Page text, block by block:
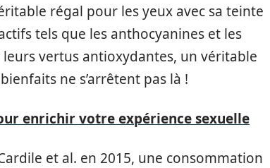
régal pour les yeux avec sa teinte
tels que les anthocyanines et les
vertus antioxydantes, un véritable
ne s’arrêtent pas là !
enrichir votre expérience sexuelle
et al. en 2015, une consommation